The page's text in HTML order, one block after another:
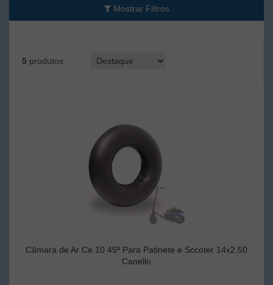
Mostrar Filtros
5 produtos
Câmara de Ar Ce 10 45º Para Patinete e Sccoter 14x2.50
Canello